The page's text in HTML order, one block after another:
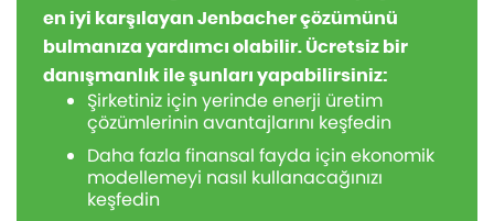
en iyi karşılayan Jenbacher çözümünü
bulmanıza yardımcı olabilir. Ücretsiz bir
danışmanlık ile şunları yapabilirsiniz:
Şirketiniz için yerinde enerji üretim
çözümlerinin avantajlarını keşfedin
Daha fazla finansal fayda için ekonomik
modellemeyi nasıl kullanacağınızı
keşfedin